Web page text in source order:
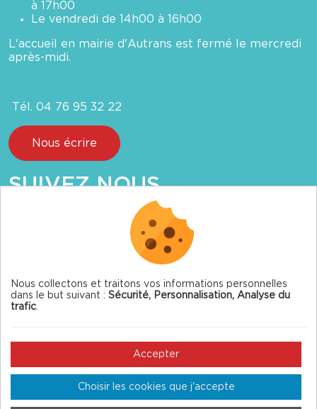
à 17h00
Le vendredi de 14h00 à 16h00
L'accueil en mairie d'Autrans est fermé le mercredi
après-midi.
Tél. 04 76 95 32 22
Nous écrire
SUIVEZ NOUS
© 2026 Autrans-Méaudre — Tous droits réservés
Gestion des cookies
Plan du site
Nous collectons et traitons vos informations personnelles
dans le but suivant : Sécurité, Personnalisation, Analyse du
trafic.
Accepter
Choisir les cookies que j'accepte